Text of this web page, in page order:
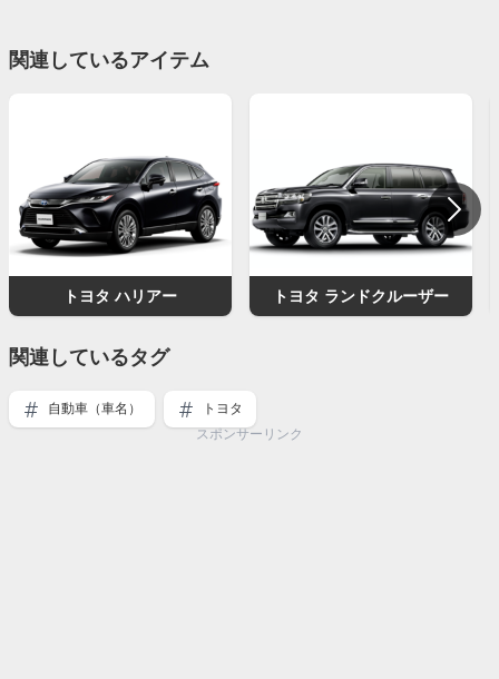
関連しているアイテム
トヨタ ハリアー トヨタ ランドクルーザー
関連しているタグ
自動車（車名）
トヨタ
スポンサーリンク